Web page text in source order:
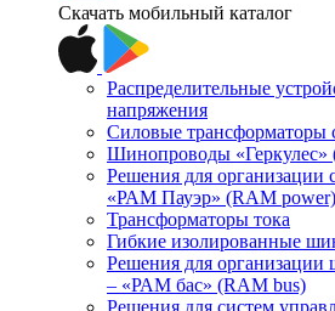
Скачать мобильный каталог
Распределительные
напряжения
Силовые трансформаторы
Шинопроводы «Геркулес»
Решения для организации
«РАМ Пауэр» (RAM power)
Трансформаторы тока
Гибкие изолированные
Решения для
– «РАМ бас» (RAM bus)
Решения для систем